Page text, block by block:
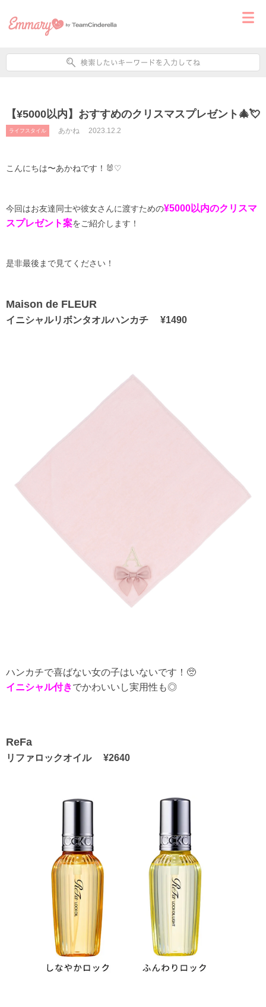
【¥5000以内】おすすめのクリスマスプレゼント🎄💘
ライフスタイル あかね 2023.12.2
こんにちは〜あかねです！🐰♡
今回はお友達同士や彼女さんに渡すための¥5000以内のクリスマ
スプレゼント案をご紹介します！
是非最後まで見てください！
Maison de FLEUR
イニシャルリボンタオルハンカチ ¥1490
ハンカチで喜ばない女の子はいないです！🥺
イニシャル付きでかわいいし実用性も◎
ReFa
リファロックオイル ¥2640